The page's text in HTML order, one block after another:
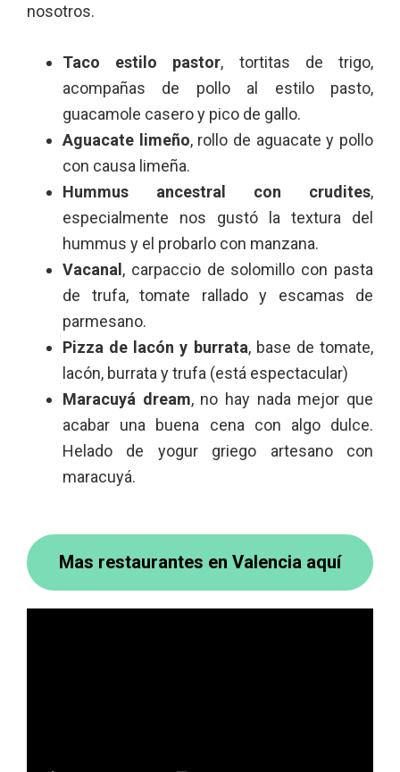
nosotros.
Taco estilo pastor, tortitas de trigo,
acompañas de pollo al estilo pasto,
guacamole casero y pico de gallo.
Aguacate limeño, rollo de aguacate y pollo
con causa limeña.
Hummus ancestral con crudites,
especialmente nos gustó la textura del
hummus y el probarlo con manzana.
Vacanal, carpaccio de solomillo con pasta
de trufa, tomate rallado y escamas de
parmesano.
Pizza de lacón y burrata, base de tomate,
lacón, burrata y trufa (está espectacular)
Maracuyá dream, no hay nada mejor que
acabar una buena cena con algo dulce.
Helado de yogur griego artesano con
maracuyá.
Mas restaurantes en Valencia aquí